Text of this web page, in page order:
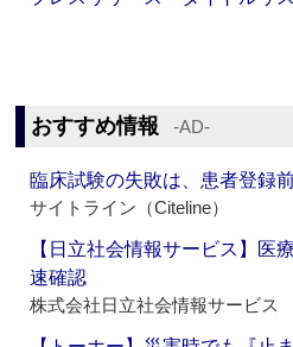
おすすめ情報 ‐AD‐
臨床試験の失敗は、患者登録
サイトライン（Citeline）
【日立社会情報サービス】医
速確認
株式会社日立社会情報サービス